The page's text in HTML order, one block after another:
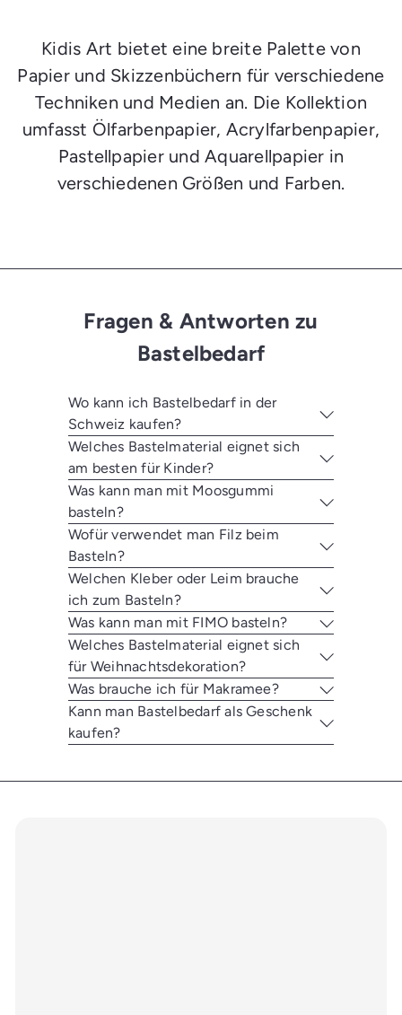
s
a
e
l
e
g
n
s
a
e
l
Kidis Art bietet eine breite Palette von
Papier und Skizzenbüchern für verschiedene
Techniken und Medien an. Die Kollektion
umfasst Ölfarbenpapier, Acrylfarbenpapier,
Pastellpapier und Aquarellpapier in
verschiedenen Größen und Farben.
Fragen & Antworten zu
Bastelbedarf
Wo kann ich Bastelbedarf in der
Schweiz kaufen?
Welches Bastelmaterial eignet sich
am besten für Kinder?
Was kann man mit Moosgummi
basteln?
Wofür verwendet man Filz beim
Basteln?
Welchen Kleber oder Leim brauche
ich zum Basteln?
Was kann man mit FIMO basteln?
Welches Bastelmaterial eignet sich
für Weihnachtsdekoration?
Was brauche ich für Makramee?
Kann man Bastelbedarf als Geschenk
kaufen?